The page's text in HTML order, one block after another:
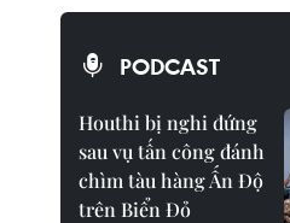
PODCAST
Houthi bị nghi đứng
sau vụ tấn công đánh
chìm tàu hàng Ấn Độ
trên Biển Đỏ